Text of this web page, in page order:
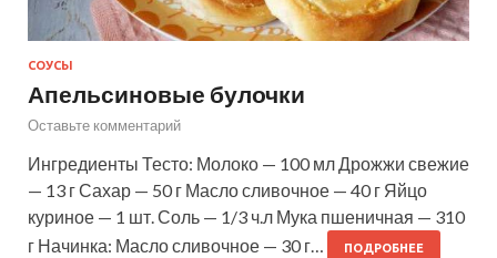
СОУСЫ
Апельсиновые булочки
Оставьте комментарий
Ингредиенты Тесто: Молоко — 100 мл Дрожжи свежие
— 13 г Сахар — 50 г Масло сливочное — 40 г Яйцо
куриное — 1 шт. Соль — 1/3 ч.л Мука пшеничная — 310
г Начинка: Масло сливочное — 30 г…
ПОДРОБНЕЕ